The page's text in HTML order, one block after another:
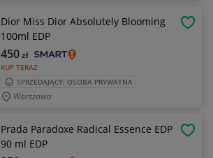
Dior Miss Dior Absolutely Blooming
100ml EDP
KUP TERAZ
450zł
SPRZEDAJĄCY: OSOBA PRYWATNA
Warszawa
Prada Paradoxe Radical Essence EDP
90 ml EDP